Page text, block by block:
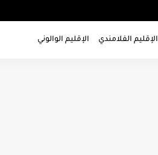
الإقليم الفلامندي الإقليم الوالوني